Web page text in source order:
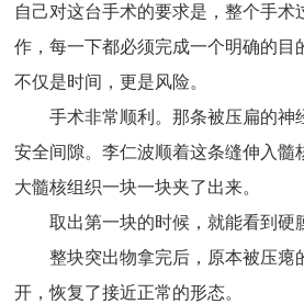
自己对这台手术的要求是，整个手术
作，每一下都必须完成一个明确的目
不仅是时间，更是风险。
手术非常顺利。那条被压扁的神
安全间隙。李仁波顺着这条缝伸入髓
大髓核组织一块一块夹了出来。
取出第一块的时候，就能看到硬
整块突出物拿完后，原本被压瘪
开，恢复了接近正常的形态。